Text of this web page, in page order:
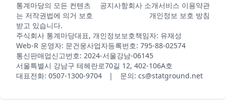
통계마당의 모든 컨텐츠
는 저작권법에 의거 보호
받고 있습니다.
공지사항회사 소개서비스 이용약관
개인정보 보호 방침
주식회사 통계마당대표, 개인정보보호책임자: 유재성
Web-R 운영자: 문건웅사업자등록번호: 795-88-02574
통신판매업신고번호: 2024-서울강남-06145
서울특별시 강남구 테헤란로70길 12, 402-106A호
대표전화: 0507-1300-9704 | 문의: cs@statground.net